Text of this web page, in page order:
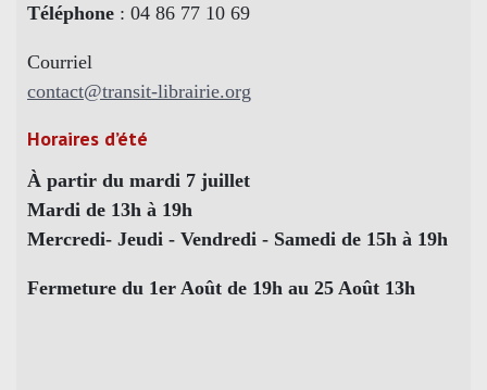
Téléphone : 04 86 77 10 69
Courriel
contact@transit-librairie.org
Horaires d’été
À partir du mardi 7 juillet
Mardi de 13h à 19h
Mercredi- Jeudi - Vendredi - Samedi de 15h à 19h
Fermeture du 1er Août de 19h au 25 Août 13h